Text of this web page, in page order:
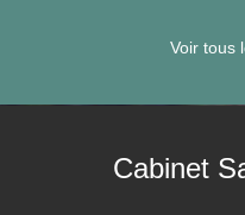
Voir tous
Cabinet